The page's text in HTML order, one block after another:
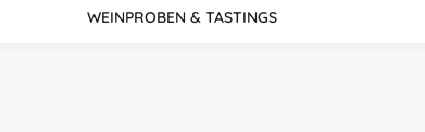
WEINPROBEN & TASTINGS